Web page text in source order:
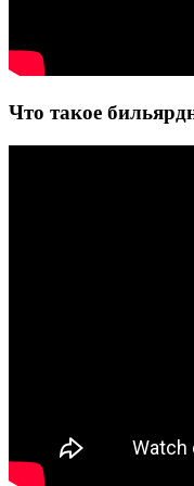
Что такое